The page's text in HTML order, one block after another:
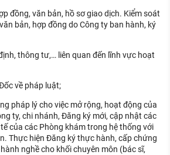
LÀM
TRIỂN ĐỘI NGŨ
LÀM
đồng, văn bản, hồ sơ giao dịch. Kiểm soát
bản, hợp đồng do Công ty ban hành, ký
thông tư,… liên quan đến lĩnh vực hoạt
về pháp luật;
pháp lý cho việc mở rộng, hoạt động của
ty, chi nhánh, Đăng ký mới, cập nhật các
của các Phòng khám trong hệ thống với
Thực hiện Đăng ký thực hành, cấp chứng
nghề cho khối chuyên môn (bác sĩ,